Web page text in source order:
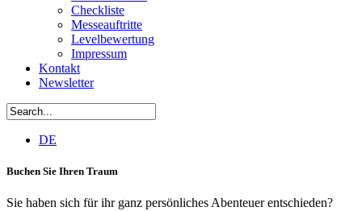
Checkliste
Messeauftritte
Levelbewertung
Impressum
Kontakt
Newsletter
DE
Buchen Sie Ihren Traum
Sie haben sich für ihr ganz persönliches Abenteuer entschieden?